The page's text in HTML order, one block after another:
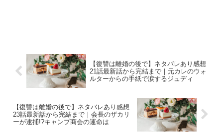
【復讐は離婚の後で】ネタバレあり感想
21話最新話から完結まで｜元カレのウォ
ルターからの手紙で涙するジュディ
【復讐は離婚の後で】ネタバレあり感想
23話最新話から完結まで｜会長のザカリ
ーが逮捕!?キャンプ商会の運命は